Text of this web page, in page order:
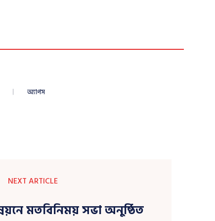
অ্যাপস
NEXT ARTICLE
মতবিনিময় সভা অনুষ্ঠিত